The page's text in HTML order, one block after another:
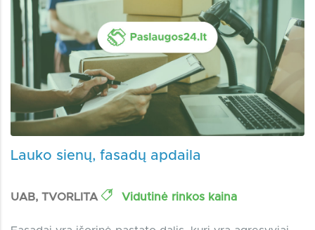
Lauko sienų, fasadų apdaila
UAB, TVORLITA Vidutinė rinkos kaina